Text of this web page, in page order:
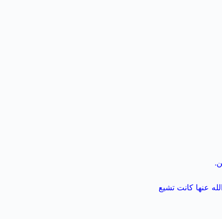
عنها كانت تشيع